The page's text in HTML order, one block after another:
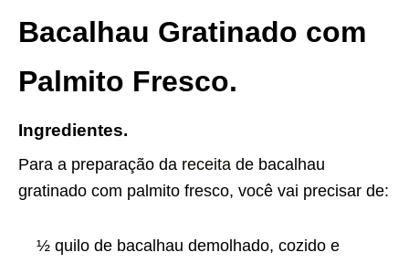
Bacalhau Gratinado com
Palmito Fresco.
Ingredientes.
Para a preparação da receita de bacalhau
gratinado com palmito fresco, você vai precisar de:
½ quilo de bacalhau demolhado, cozido e